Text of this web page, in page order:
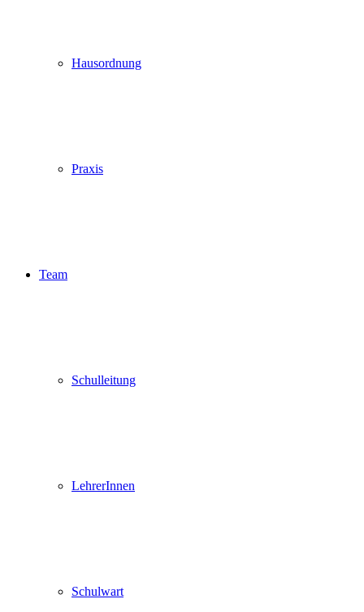
Hausordnung
Praxis
Team
Schulleitung
LehrerInnen
Schulwart